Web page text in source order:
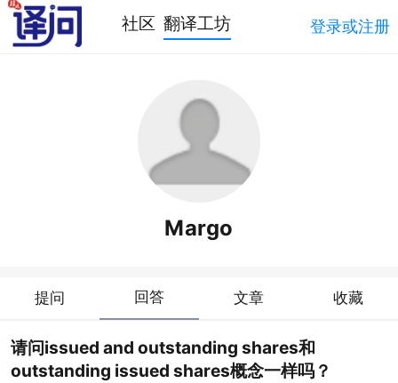
社区 翻译工坊 登录或注册
Margo
提问 回答 文章 收藏
请问issued and outstanding shares和
outstanding issued shares概念一样吗？